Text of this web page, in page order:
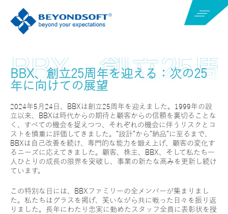
BBX、創立25周年を迎える：次の25
年に向けての展望
2024年5月24日、BBXは創立25周年を迎えました。1999年の設
立以来、BBXは時代からの期待と顧客からの信頼を裏切ることな
く、すべての機会を捉えつつ、それぞれの機会に伴うリスクとコ
ストを慎重に評価してきました。”設計”から”納品”に至るまで、
BBXは自己改善を続け、専門的な能力を鍛え上げ、顧客の変化す
るニーズに応えてきました。顧客、株主、BBX、そして私たち一
人ひとりの成長の限界を突破し、事業の新たな高みを更新し続け
ています。
この特別な日には、BBXファミリーの全メンバーが集まりまし
た。私たちはグラスを掲げ、笑いながら共に戦った日々を振り返
りました。長年にわたり忠実に勤めたスタッフ全員に表彰状を授